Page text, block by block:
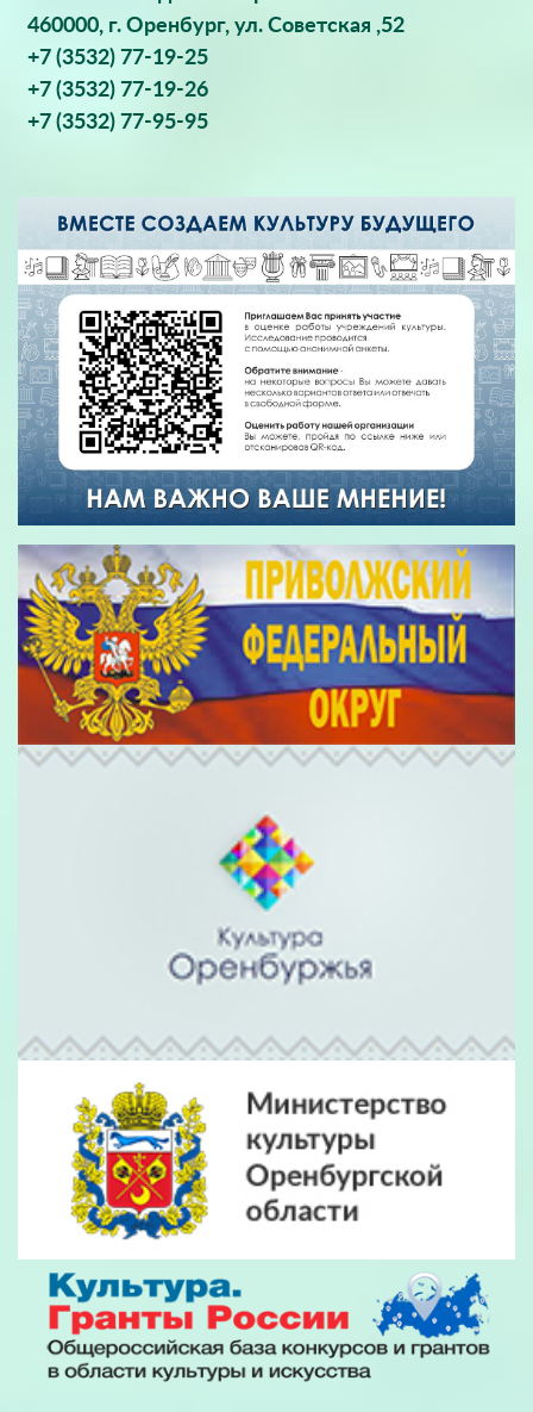
460000, г. Оренбург, ул. Советская ,52
+7 (3532) 77-19-25
+7 (3532) 77-19-26
+7 (3532) 77-95-95